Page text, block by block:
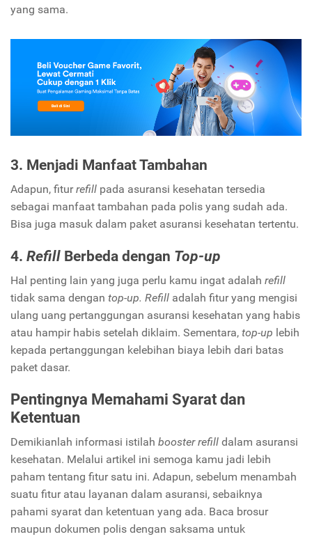
yang sama.
3. Menjadi Manfaat Tambahan
Adapun, fiturrefill pada asuransi kesehatan tersedia
sebagai manfaat tambahan pada polis yang sudah ada.
Bisa juga masuk dalam paket asuransi kesehatan tertentu.
4. Refill Berbeda dengan Top-up
Hal penting lain yang juga perlu kamu ingat adalah refill
tidak sama dengan top-up. Refill adalah fitur yang mengisi
ulang uang pertanggungan asuransi kesehatan yang habis
atau hampir habis setelah diklaim. Sementara, top-up lebih
kepada pertanggungan kelebihan biaya lebih dari batas
paket dasar.
Pentingnya Memahami Syarat dan
Ketentuan
Demikianlah informasi istilah booster refill dalam asuransi
kesehatan. Melalui artikel ini semoga kamu jadi lebih
paham tentang fitur satu ini. Adapun, sebelum menambah
suatu fitur atau layanan dalam asuransi, sebaiknya
pahami syarat dan ketentuan yang ada. Baca brosur
maupun dokumen polis dengan saksama untuk